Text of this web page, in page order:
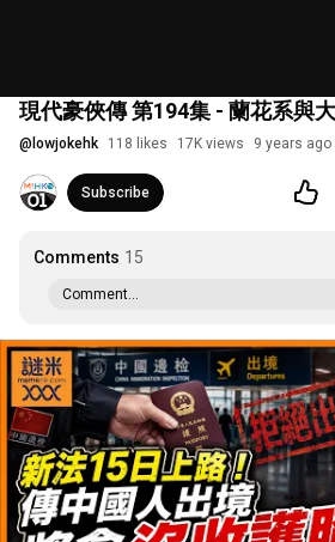
現代豪俠傳 第194集 - 蘭花系與
@ lowjokehk 118 likes 17K views 9 years ago
Subscribe
Comments 15
Comment...